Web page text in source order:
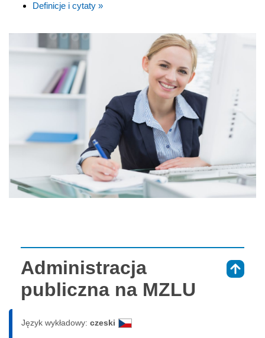
Definicje i cytaty »
Administracja
publiczna na MZLU
Język wykładowy: czeski